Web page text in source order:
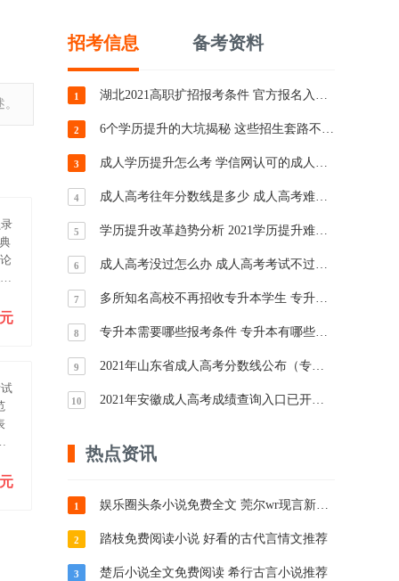
招考信息 备考资料
1 湖北2021高职扩招报考条件 官方报名入口分享
2 6个学历提升的大坑揭秘 这些招生套路不要信
3 成人学历提升怎么考 学信网认可的成人考试学历介绍
4 成人高考往年分数线是多少 成人高考难度预测
5 学历提升改革趋势分析 2021学历提升难度将加大
6 成人高考没过怎么办 成人高考考试不过还能补考吗
7 多所知名高校不再招收专升本学生 专升本或将受限
8 专升本需要哪些报考条件 专升本有哪些报考形式
9 2021年山东省成人高考分数线公布（专升本、高起本、高起专）
10 2021年安徽成人高考成绩查询入口已开通 今日起可查询成绩
热点资讯
1 娱乐圈头条小说免费全文 莞尔wr现言新作推荐
2 踏枝免费阅读小说 好看的古代言情文推荐
3 楚后小说全文免费阅读 希行古言小说推荐